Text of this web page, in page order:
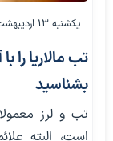
یکشنبه ۱۳ اردیبهشت ۱۴۰۵
تب مالاریا را
بشناسید
تب و لرز
است، البته